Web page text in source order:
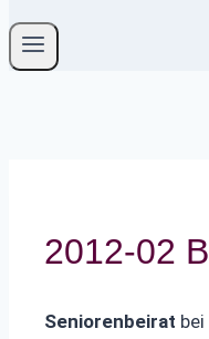
2012-02
Seniorenbeirat